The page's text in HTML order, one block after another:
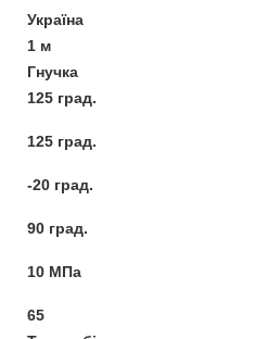
Україна
1 м
Гнучка
125 град.
125 град.
-20 град.
90 град.
10 МПа
65